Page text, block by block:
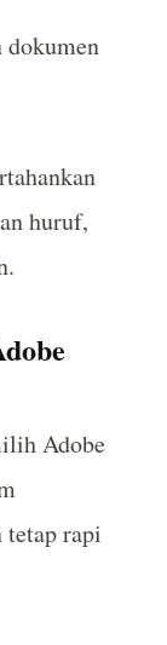
dokumen
huruf,
Adobe
tetap rapi